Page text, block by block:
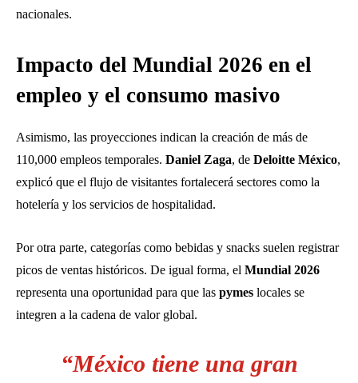
nacionales.
Impacto del Mundial 2026 en el
empleo y el consumo masivo
Asimismo, las proyecciones indican la creación de más de
110,000 empleos temporales. Daniel Zaga, de Deloitte México,
explicó que el flujo de visitantes fortalecerá sectores como la
hotelería y los servicios de hospitalidad.
Por otra parte, categorías como bebidas y snacks suelen registrar
picos de ventas históricos. De igual forma, el Mundial 2026
representa una oportunidad para que las pymes locales se
integren a la cadena de valor global.
“México tiene una gran